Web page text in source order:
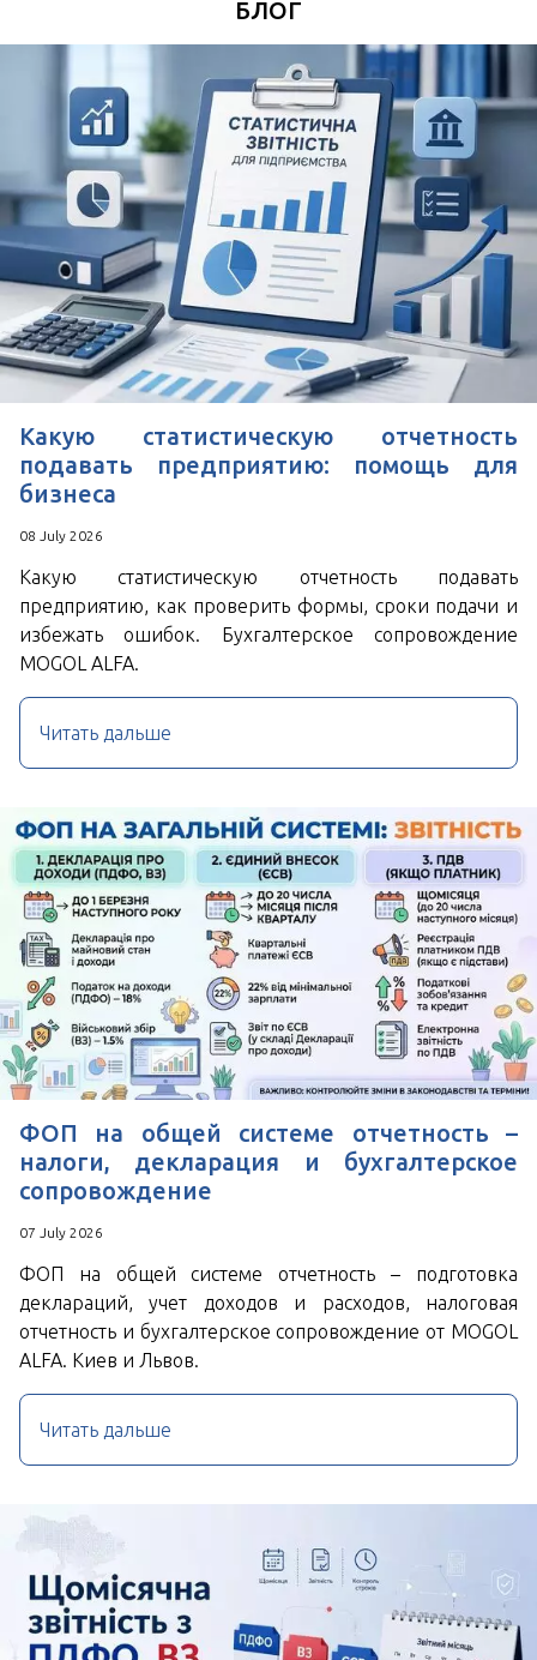
Удобное время для звонка
Поля, отмеченные знаком
обязательны к
заполнению
Нажимая кнопку Отправить Вы соглашаетесь с
Пользовательским соглашением
БЛОГ
Какую статистическую отчетность
подавать предприятию: помощь для
бизнеса
08 July 2026
Какую статистическую отчетность подавать
предприятию, как проверить формы, сроки подачи и
избежать ошибок. Бухгалтерское сопровождение
MOGOL ALFA.
Читать дальше
ФОП на общей системе отчетность –
налоги, декларация и бухгалтерское
сопровождение
07 July 2026
ФОП на общей системе отчетность – подготовка
деклараций, учет доходов и расходов, налоговая
отчетность и бухгалтерское сопровождение от MOGOL
ALFA. Киев и Львов.
Читать дальше